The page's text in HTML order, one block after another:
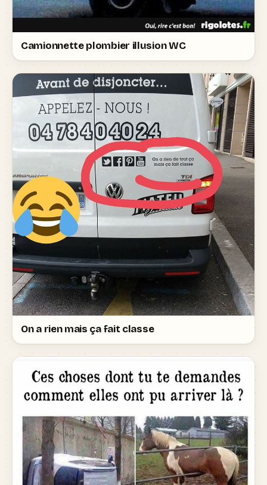
Camionnette plombier illusion WC
On a rien mais ça fait classe